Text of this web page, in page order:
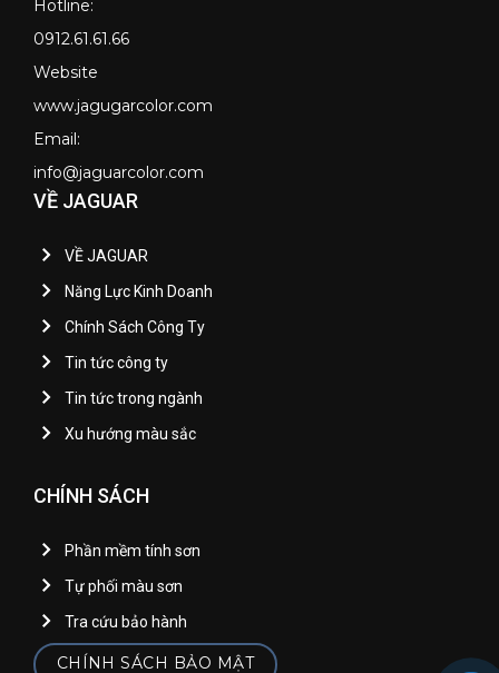
Hotline:
0912.61.61.66
Website
www.jagugarcolor.com
Email:
info@jaguarcolor.com
VỀ JAGUAR
VỀ JAGUAR
Năng Lực Kinh Doanh
Chính Sách Công Ty
Tin tức công ty
Tin tức trong ngành
Xu hướng màu sắc
CHÍNH SÁCH
Phần mềm tính sơn
Tự phối màu sơn
Tra cứu bảo hành
CHÍNH SÁCH BẢO MẬT